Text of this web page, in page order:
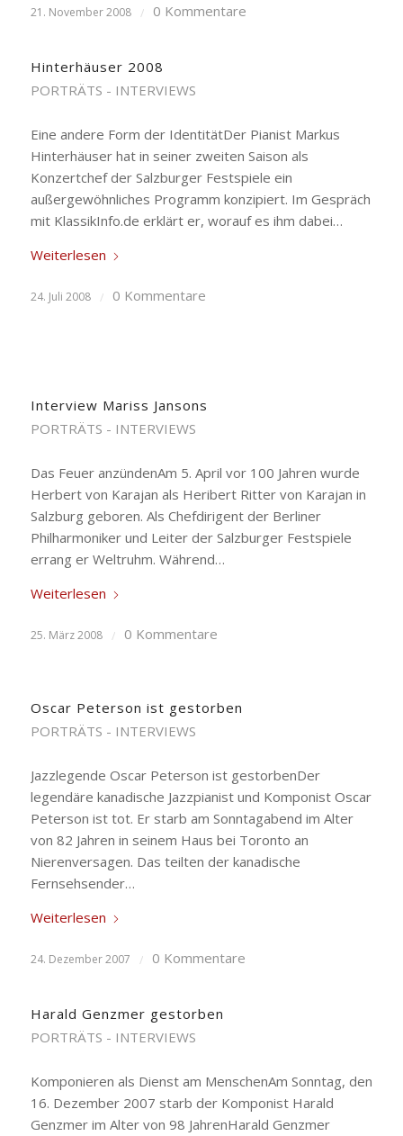
21. November 2008 / 0 Kommentare
Hinterhäuser 2008
PORTRÄTS - INTERVIEWS
Eine andere Form der IdentitätDer Pianist Markus
Hinterhäuser hat in seiner zweiten Saison als
Konzertchef der Salzburger Festspiele ein
außergewöhnliches Programm konzipiert. Im Gespräch
mit KlassikInfo.de erklärt er, worauf es ihm dabei…
Weiterlesen
24. Juli 2008 / 0 Kommentare
Interview Mariss Jansons
PORTRÄTS - INTERVIEWS
Das Feuer anzündenAm 5. April vor 100 Jahren wurde
Herbert von Karajan als Heribert Ritter von Karajan in
Salzburg geboren. Als Chefdirigent der Berliner
Philharmoniker und Leiter der Salzburger Festspiele
errang er Weltruhm. Während…
Weiterlesen
25. März 2008 / 0 Kommentare
Oscar Peterson ist gestorben
PORTRÄTS - INTERVIEWS
Jazzlegende Oscar Peterson ist gestorbenDer
legendäre kanadische Jazzpianist und Komponist Oscar
Peterson ist tot. Er starb am Sonntagabend im Alter
von 82 Jahren in seinem Haus bei Toronto an
Nierenversagen. Das teilten der kanadische
Fernsehsender…
Weiterlesen
24. Dezember 2007 / 0 Kommentare
Harald Genzmer gestorben
PORTRÄTS - INTERVIEWS
Komponieren als Dienst am MenschenAm Sonntag, den
16. Dezember 2007 starb der Komponist Harald
Genzmer im Alter von 98 JahrenHarald Genzmer